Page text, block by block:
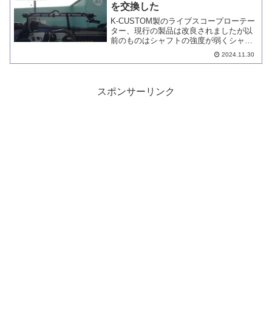
を交換した
K-CUSTOM製のライブスコープローテー
ター、現行の製品は改良されましたが以
前のものはシャフトの強度が弱くシャフ
トが曲がるという問題がありました。ロ
ーテーターの大きく曲がったシャフトを
2024.11.30
スポンサーリンク